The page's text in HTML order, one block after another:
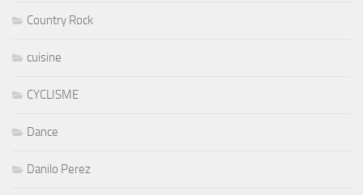
Country Rock
cuisine
CYCLISME
Dance
Danilo Perez